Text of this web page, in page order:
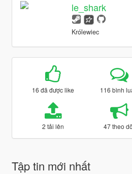
le_shark
Królewiec
16 đã được like 116 bình
2 tải lên 47 theo
Tập tin mới nhất